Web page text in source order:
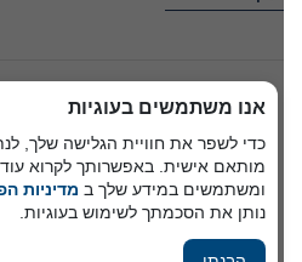
פיתוח A&A Digital Agency
מביתאלמיר מערכות תוכנה
אנו משתמשים בעוגיות
כדי לשפר את חוויית הגלישה שלך,
מותאם אישית. באפשרותך לקרוא עוד
ומשתמשים במידע שלך ב מדיניות
נותן את הסכמתך לשימוש בעוגיות.